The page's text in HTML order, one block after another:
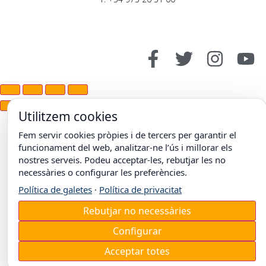
Utilitzem cookies
Fem servir cookies pròpies i de tercers per garantir el
funcionament del web, analitzar-ne l’ús i millorar els
nostres serveis. Podeu acceptar-les, rebutjar les no
necessàries o configurar les preferències.
Política de galetes · Política de privacitat
Rebutjar no necessàries
Configurar
Acceptar totes